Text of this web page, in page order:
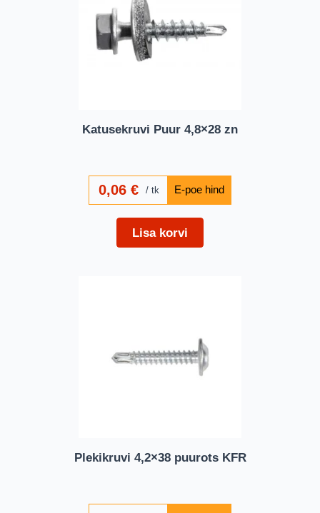
Katusekruvi Puur 4,8×28 zn
0,06€ tk
Lisa korvi
Plekikruvi 4,2×38 puurots KFR